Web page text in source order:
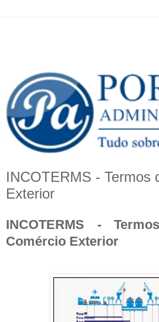
INCOTERMS - Termos
Exterior
INCOTERMS -
Comércio Exterior